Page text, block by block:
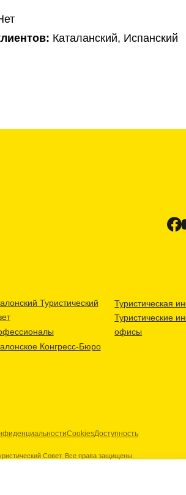
Каталанский, Испанский
Туристический
Конгресс-Бюро
Туристическая
Туристические
офисы
CookiesДоступность
Совет. Все права защищены.